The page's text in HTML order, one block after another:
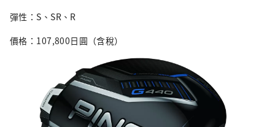
彈性：S、SR、R
價格：107,800日圓（含稅）